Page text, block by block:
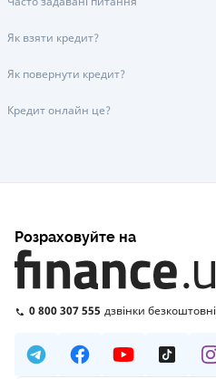
Як взяти кредит?
Як повернути кредит?
Кредит онлайн це?
Розраховуйте на
0 800 307 555 дзвінки безкоштовні